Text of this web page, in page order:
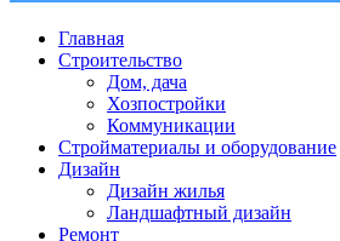
Главная
Строительство
Дом, дача
Хозпостройки
Коммуникации
Стройматериалы и оборудование
Дизайн
Дизайн жилья
Ландшафтный дизайн
Ремонт